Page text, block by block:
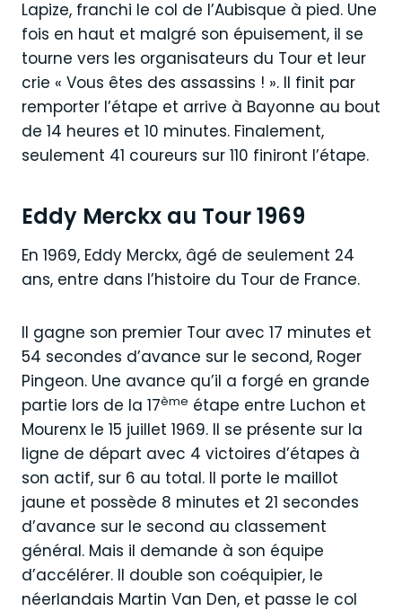
Lapize, franchi le col de l’Aubisque à pied. Une
fois en haut et malgré son épuisement, il se
tourne vers les organisateurs du Tour et leur
crie « Vous êtes des assassins ! ». Il finit par
remporter l’étape et arrive à Bayonne au bout
de 14 heures et 10 minutes. Finalement,
seulement 41 coureurs sur 110 finiront l’étape.
Eddy Merckx au Tour 1969
En 1969, Eddy Merckx, âgé de seulement 24
ans, entre dans l’histoire du Tour de France.
Il gagne son premier Tour avec 17 minutes et
54 secondes d’avance sur le second, Roger
Pingeon. Une avance qu’il a forgé en grande
partie lors de la 17ème étape entre Luchon et
Mourenx le 15 juillet 1969. Il se présente sur la
ligne de départ avec 4 victoires d’étapes à
son actif, sur 6 au total. Il porte le maillot
jaune et possède 8 minutes et 21 secondes
d’avance sur le second au classement
général. Mais il demande à son équipe
d’accélérer. Il double son coéquipier, le
néerlandais Martin Van Den, et passe le col